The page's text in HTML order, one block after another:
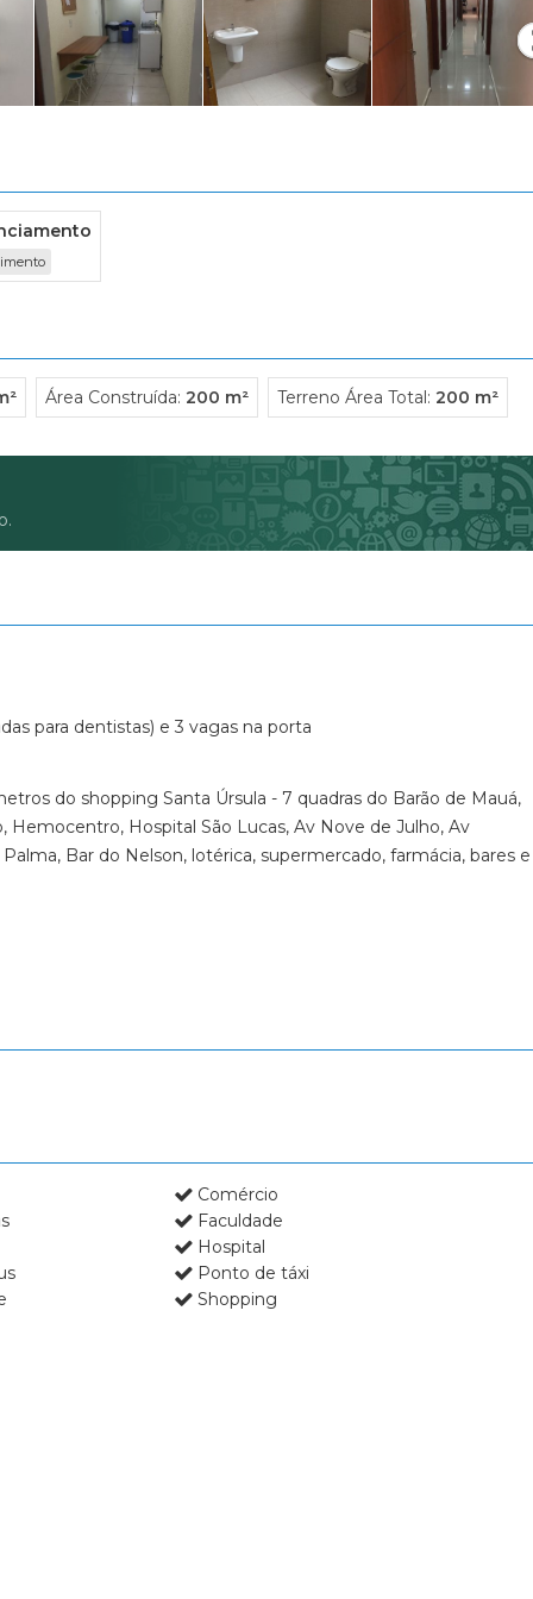
Condomínio Estância Ouro Verde
Condomínio Fazenda Santa Maria
Condomínio Garden Villa
Condomínio Guaporé 1
Condomínio Jardim das Palmeiras
Condomínio Monte Verde
Condomínio Nova Aliança
Condomínio Paineiras
Condomínio Patrimonial
Condomínio Pitangueiras
Condomínio Quinta da Primavera -
Condomínio Quinta dos Ventos
Condomínio Quintas de São José -
Condomínio Recanto do Rio Pardo
Condomínio Residencial Quinta da
Condomínio Residencial
Condominio Residencial Veneza
Condomínio Residencial Villa Dei
Área Construída: 200 m² Terreno Área Total: 200 m²
para dentistas) e 3 vagas na porta
do shopping Santa Úrsula - 7 quadras do Barão de Mauá,
Hemocentro, Hospital São Lucas, Av Nove de Julho, Av
Bar do Nelson, lotérica, supermercado, farmácia, bares e
Comércio
Faculdade
Hospital
Ponto de táxi
Shopping